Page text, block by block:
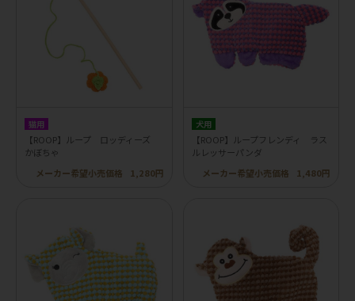
猫用
【ROOP】ループ ロッディーズ
かぼちゃ
メーカー希望小売価格
1,280円
犬用
【ROOP】ループフレンディ ラス
ルレッサーパンダ
メーカー希望小売価格
1,480円